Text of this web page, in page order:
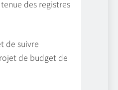
des registres
de suivre
de budget de